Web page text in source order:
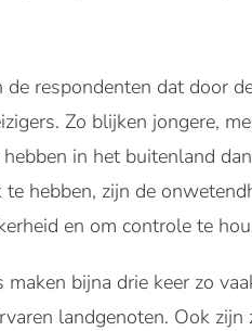
de respondenten dat door
Zo blijken jongere,
in het buitenland
hebben, zijn de
en om controle te
maken bijna drie keer zo
landgenoten. Ook